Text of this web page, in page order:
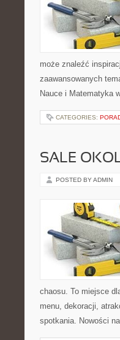
może znaleźć
zaawansowanych
Nauce i Matematyka
CATEGORIES:
SALE
POSTED BY ADMIN
chaosu. To miejsce
menu, dekoracji,
spotkania. Nowości